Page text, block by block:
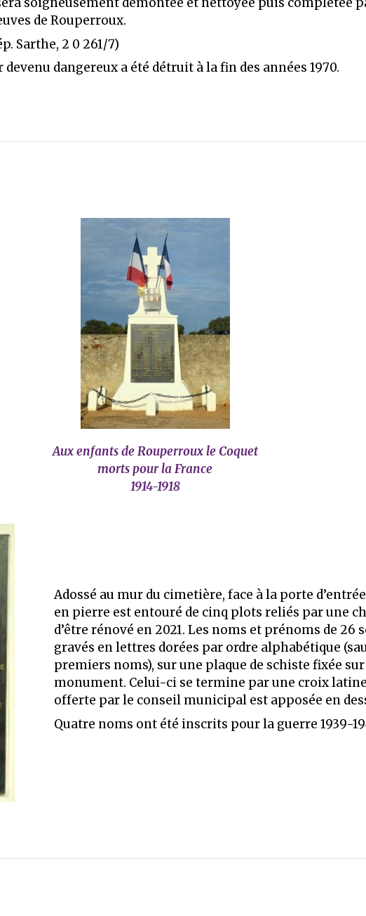
de Rouperroux.
Sarthe, 2 0 261/7)
devenu dangereux a été détruit à la fin des années 1970.
Aux enfants de Rouperroux le Coquet
morts pour la France
1914-1918
Adossé au mur du cimetière, face à la porte
en pierre est entouré de cinq plots reliés par une
d’être rénové en 2021. Les noms et prénoms de 26
gravés en lettres dorées par ordre alphabétique
premiers noms), sur une plaque de schiste fixée
monument. Celui-ci se termine par une croix
offerte par le conseil municipal est apposée en
Quatre noms ont été inscrits pour la guerre 1939-